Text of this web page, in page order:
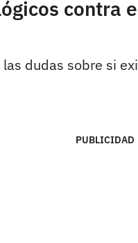
contra
dudas sobre si
PUBLICIDAD